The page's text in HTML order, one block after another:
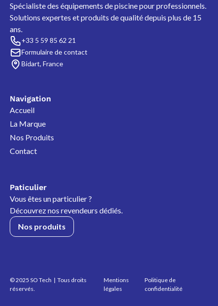
Spécialiste des équipements de piscine pour professionnels.
Solutions expertes et produits de qualité depuis plus de 15
ans.
+33 5 59 85 62 21
Formulaire de contact
Bidart, France
Navigation
Accueil
La Marque
Nos Produits
Contact
Paticulier
Vous êtes un particulier ?
Découvrez nos revendeurs dédiés.
Nos produits
© 2025 SO Tech | Tous droits
réservés.
Mentions
légales
Politique de
confidentialité